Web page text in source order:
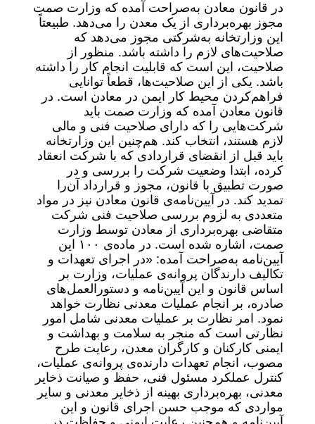
در قانون معادن به‌صراحت آمده که وزارت صمت
مجوز بهره‌برداری از یک معدن را می‌دهد. طبیعتاً
این وزارتخانه به‌شرکتی مجوز می‌دهد که
صلاحیت‌های لازم را داشته باشد. منظور از
صلاحیت، این است که قابلیت انجام کار را داشته
باشد. یکی از این صلاحیت‌ها، قطعاً توانایی
فراهم‌کردن محیط کار ایمن در معادن است. در
قانون معادن آمده که وزارت صمت باید
شرکت‌هایی را که دارای صلاحیت فنی و مالی
لازم هستند، انتخاب کند. هم‌چنین این وزارتخانه
باید قبل از انقضای قراردادی که با شرکت انعقاد
کرده، ابتدا وضعیت شرکت را بررسی و در
صورت تطبیق با قانون، مجوز و قرارداد آن‌را
تمدید کند. در آیین‌نامه‌ی قانون معادن نیز در مواد
متعددی به لزوم بررسی صلاحیت فنی شرکت
متقاضی بهره‌برداری از معادن توسط وزارت
صمت، اشاره شده است. در ماده‌ی ۱۰۰ این
آیین‌نامه به‌صراحت آمده: «در اجرای تعهدات و
تکالیف دارندگان پروانه‌ی عملیات، وزارت بر
اساس قانون و این آیین‌نامه و دستورالعمل‌های
صادره، بر انجام عملیات معدنی نظارت خواهد
نمود. امر نظارت بر عملیات معدنی شامل امور
نظارتی است که منجر به سلامت و بهداشت و
ایمنی کارکنان و کارگران معدن، رعایت طرح
مصوب، انجام تعهدات دارنده‌ی پروانه‌ی عملیات،
کنترل عملکرد مسئول فنی، حفظ و صیانت ذخایر
معدنی، بهره‌برداری بهینه از ذخایر معدنی و سایر
مواردی که موجب حسن اجرای قانون و این